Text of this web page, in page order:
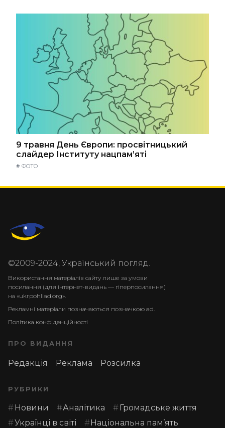
9 травня День Європи: просвітницький
слайдер Інституту нацпам’яті
# ФОТО
©2009-2024, Український погляд.
Використання матеріалів сайту лише за умови
посилання (для інтернет-видань — гіперпосилання)
на «ukrpohliad.org».
Рекламні матеріали позначаються позначкою ad.
Політика конфіденційності
ПРО ВИДАННЯ
Редакція Реклама Розсилка
РУБРИКИ
Новини Аналітика
Громадське життя
Українці в світі
Національна пам’ять